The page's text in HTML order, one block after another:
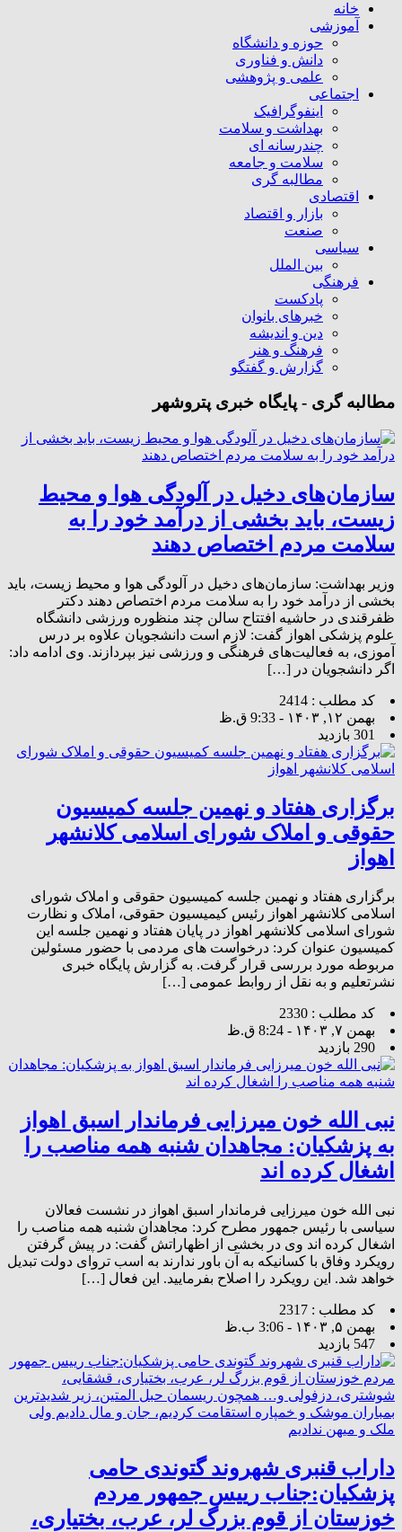
خانه
آموزشی
حوزه و دانشگاه
دانش و فناوری
علمی و پژوهشی
اجتماعی
اینفوگرافیک
بهداشت و سلامت
چندرسانه ای
سلامت و جامعه
مطالبه گری
اقتصادی
بازار و اقتصاد
صنعت
سیاسی
بین الملل
فرهنگی
پادکست
خبرهای بانوان
دین و اندیشه
فرهنگ و هنر
گزارش و گفتگو
مطالبه گری - پایگاه خبری پتروشهر
سازمان‌های دخیل در آلودگی هوا و محیط
زیست، باید بخشی از درآمد خود را به
سلامت مردم اختصاص دهند
وزیر بهداشت: سازمان‌های دخیل در آلودگی هوا و محیط زیست، باید
بخشی از درآمد خود را به سلامت مردم اختصاص دهند دکتر
ظفرقندی در حاشیه افتتاح سالن چند منظوره ورزشی دانشگاه
علوم پزشکی اهواز گفت: لازم است دانشجویان علاوه بر درس
آموزی، به فعالیت‌های فرهنگی و ورزشی نیز بپردازند. وی ادامه داد:
اگر دانشجویان در […]
کد مطلب : 2414
بهمن ۱۲, ۱۴۰۳ - 9:33 ق.ظ
301 بازدید
برگزاری هفتاد و نهمین جلسه کمیسیون
حقوقی و املاک شورای اسلامی کلانشهر
اهواز
برگزاری هفتاد و نهمین جلسه کمیسیون حقوقی و املاک شورای
اسلامی کلانشهر اهواز رئیس کیمیسیون حقوقی، املاک و نظارت
شورای اسلامی کلانشهر اهواز در پایان هفتاد و نهمین جلسه این
کمیسیون عنوان کرد: درخواست های مردمی با حضور مسئولین
مربوطه مورد بررسی قرار گرفت. به گزارش پایگاه خبری
نشرتعلیم و به نقل از روابط عمومی […]
کد مطلب : 2330
بهمن ۷, ۱۴۰۳ - 8:24 ق.ظ
290 بازدید
نبی الله خون میرزایی فرماندار اسبق اهواز
به پزشکیان: مجاهدان شنبه همه مناصب را
اشغال کرده اند
نبی الله خون میرزایی فرماندار اسبق اهواز در نشست فعالان
سیاسی با رئیس جمهور مطرح کرد: مجاهدان شنبه همه مناصب را
اشغال کرده اند وی در بخشی از اظهاراتش گفت: در پیش گرفتن
رویکرد وفاق با کسانیکه به آن باور ندارند به اسب تروای دولت تبدیل
خواهد شد. این رویکرد را اصلاح بفرمایید. این فعال […]
کد مطلب : 2317
بهمن ۵, ۱۴۰۳ - 3:06 ب.ظ
547 بازدید
داراب قنبری شهروند گتوندی حامی
پزشکیان:جناب رییس جمهور مردم
خوزستان از قوم بزرگ لر، عرب، بختیاری،